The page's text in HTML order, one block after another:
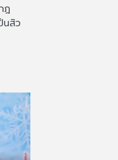
ฎ
นสิว